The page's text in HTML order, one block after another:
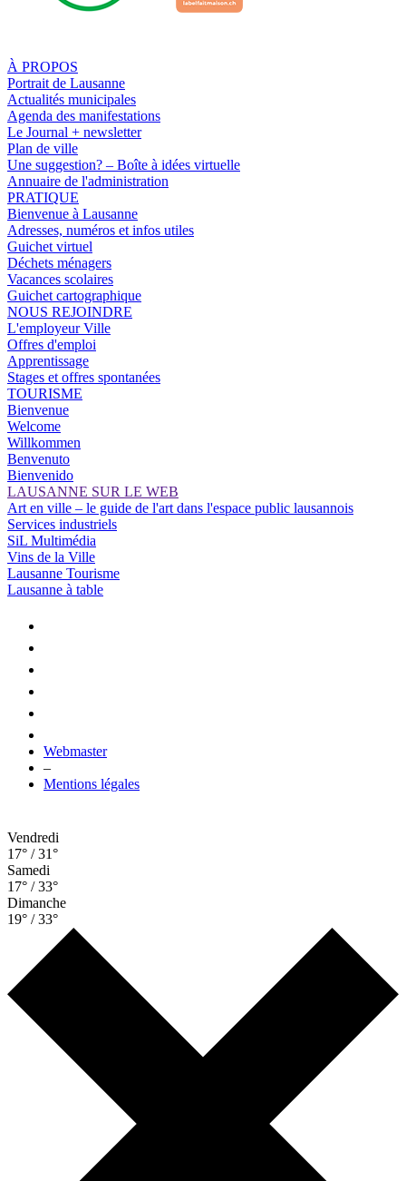
À PROPOS
Portrait de Lausanne
Actualités municipales
Agenda des manifestations
Le Journal + newsletter
Plan de ville
Une suggestion? – Boîte à idées virtuelle
Annuaire de l'administration
PRATIQUE
Bienvenue à Lausanne
Adresses, numéros et infos utiles
Guichet virtuel
Déchets ménagers
Vacances scolaires
Guichet cartographique
NOUS REJOINDRE
L'employeur Ville
Offres d'emploi
Apprentissage
Stages et offres spontanées
TOURISME
Bienvenue
Welcome
Willkommen
Benvenuto
Bienvenido
LAUSANNE SUR LE WEB
Art en ville – le guide de l'art dans l'espace public lausannois
Services industriels
SiL Multimédia
Vins de la Ville
Lausanne Tourisme
Lausanne à table
Webmaster
–
Mentions légales
Vendredi
17° / 31°
Samedi
17° / 33°
Dimanche
19° / 33°